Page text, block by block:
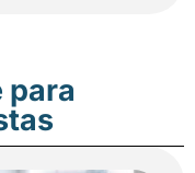
para